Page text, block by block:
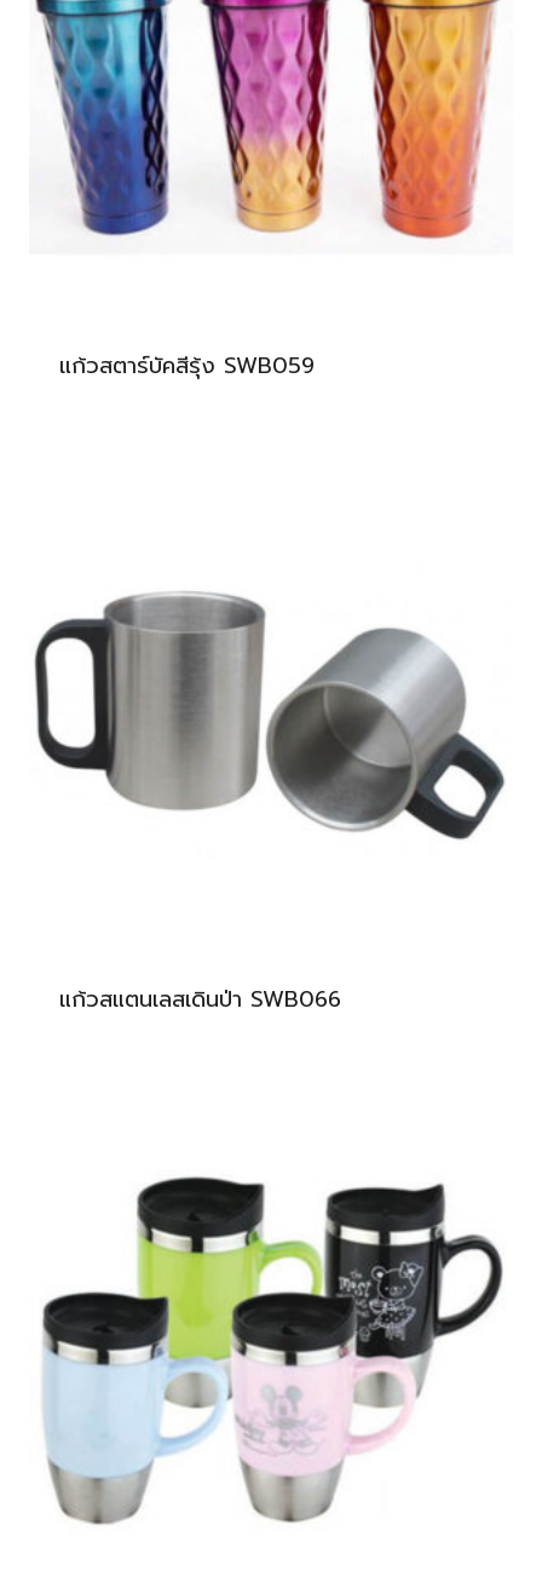
แก้วสตาร์บัคสีรุ้ง SWB059
แก้วสแตนเลสเดินป่า SWB066